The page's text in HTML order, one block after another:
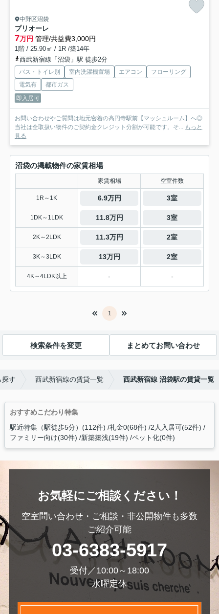
中野区沼袋
プリオーレ
7万円 管理/共益費3,000円
1階 / 25.90㎡ / 1R /築14年
西武新宿線「沼袋」駅 徒歩2分
バス・トイレ別 室内洗濯機置場 エアコン
フローリング
電気有
都市ガス
即入居可
お問い合わせやご質問は地元密着の高円寺駅前【マッシュルーム】へ◎
当社は全取扱い物件のご契約金クレジット分割が可能です。そ... もっと
見る
沼袋の掲載物件の家賃相場
家賃相場 空室件数
1R～1K 6.9万円 3室
1DK～1LDK 11.8万円 3室
2K～2LDK 11.3万円 2室
3K～3LDK 13万円 2室
4K～4LDK以上 - -
1
検索条件を変更 まとめてお問い合わせ
探す 西武新宿線の賃貸一覧 西武新宿線 沼袋駅の賃貸一覧
おすすめこだわり特集
駅近特集（駅徒歩5分）(112件) 礼金0(68件) 2人入居可(52件)
ファミリー向け(30件) 新築築浅(19件) ペット化(0件)
お気軽にご相談ください！
空室問い合わせ・ご相談・非公開物件も多数
ご紹介可能
03-6383-5917
受付／10:00～18:00
水曜定休